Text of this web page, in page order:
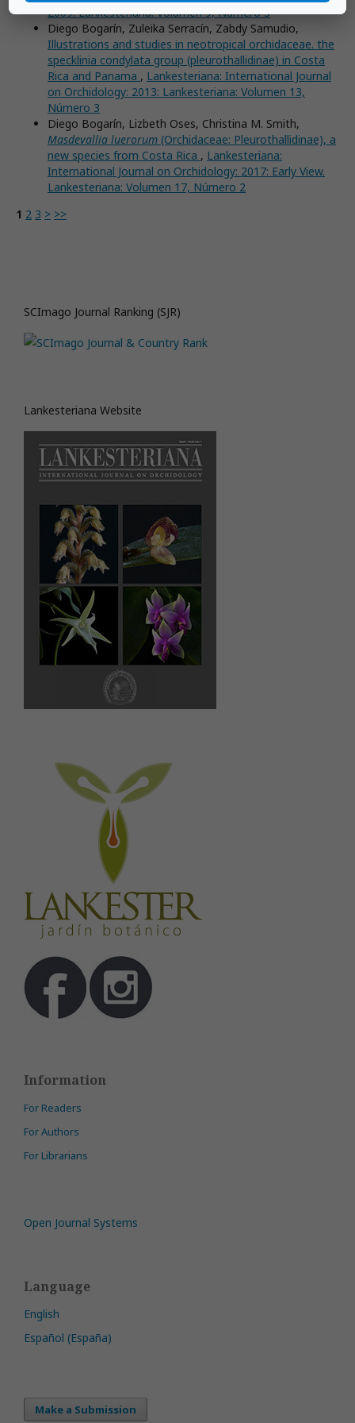
2009: Lankesteriana: Volumen 9, Número 3
Diego Bogarín, Zuleika Serracín, Zabdy Samudio,
Illustrations and studies in neotropical orchidaceae. the
specklinia condylata group (pleurothallidinae) in Costa
Rica and Panama , Lankesteriana: International Journal
on Orchidology: 2013: Lankesteriana: Volumen 13,
Número 3
Diego Bogarín, Lizbeth Oses, Christina M. Smith,
Masdevallia luerorum (Orchidaceae: Pleurothallidinae), a
new species from Costa Rica , Lankesteriana:
International Journal on Orchidology: 2017: Early View.
Lankesteriana: Volumen 17, Número 2
1 2 3 > >>
SCImago Journal Ranking (SJR)
Lankesteriana Website
Information
For Readers
For Authors
For Librarians
Open Journal Systems
Language
English
Español (España)
Make a Submission